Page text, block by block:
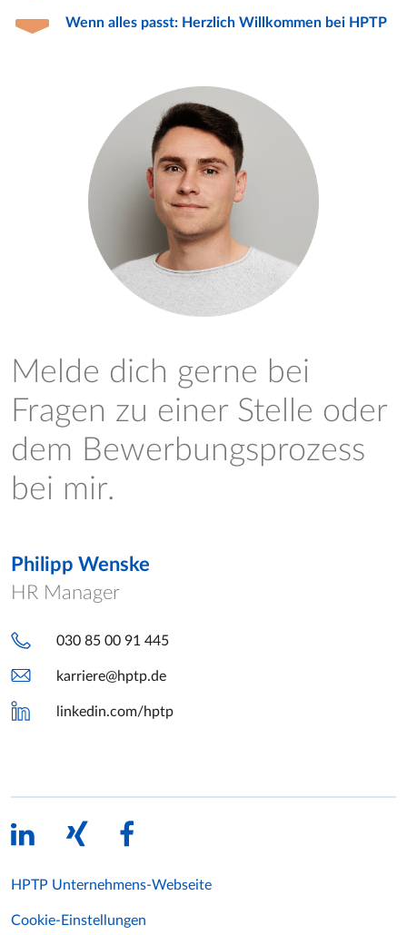
Wenn alles passt: Herzlich Willkommen bei HPTP
Melde dich gerne bei
Fragen zu einer Stelle oder
dem Bewerbungsprozess
bei mir.
Philipp Wenske
HR Manager
030 85 00 91 445
karriere@hptp.de
linkedin.com/hptp
HPTP Unternehmens-Webseite
Cookie-Einstellungen